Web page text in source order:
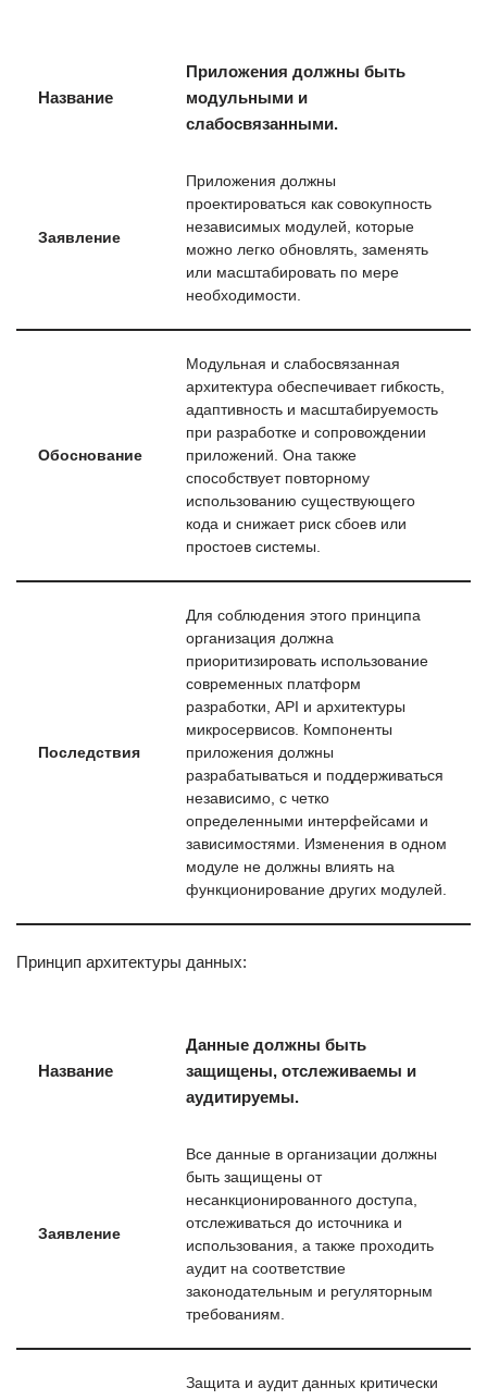
Название
Приложения должны быть
модульными и
слабосвязанными.
Заявление
Приложения должны
проектироваться как совокупность
независимых модулей, которые
можно легко обновлять, заменять
или масштабировать по мере
необходимости.
Обоснование
Модульная и слабосвязанная
архитектура обеспечивает гибкость,
адаптивность и масштабируемость
при разработке и сопровождении
приложений. Она также
способствует повторному
использованию существующего
кода и снижает риск сбоев или
простоев системы.
Последствия
Для соблюдения этого принципа
организация должна
приоритизировать использование
современных платформ
разработки, API и архитектуры
микросервисов. Компоненты
приложения должны
разрабатываться и поддерживаться
независимо, с четко
определенными интерфейсами и
зависимостями. Изменения в одном
модуле не должны влиять на
функционирование других модулей.
Принцип архитектуры данных:
Название
Данные должны быть
защищены, отслеживаемы и
аудитируемы.
Заявление
Все данные в организации должны
быть защищены от
несанкционированного доступа,
отслеживаться до источника и
использования, а также проходить
аудит на соответствие
законодательным и регуляторным
требованиям.
Защита и аудит данных критически